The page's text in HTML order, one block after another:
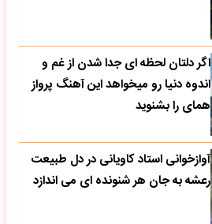
اگر دلتان لحظه ای جدا شدن از غم و
اندوه دنیا رو میخواهد این آهنگ پرواز
همای را بشنوید
آوازخوانی استاد کاویانی در دل طبیعت
رعشه به جان هر شنونده ای می اندازد